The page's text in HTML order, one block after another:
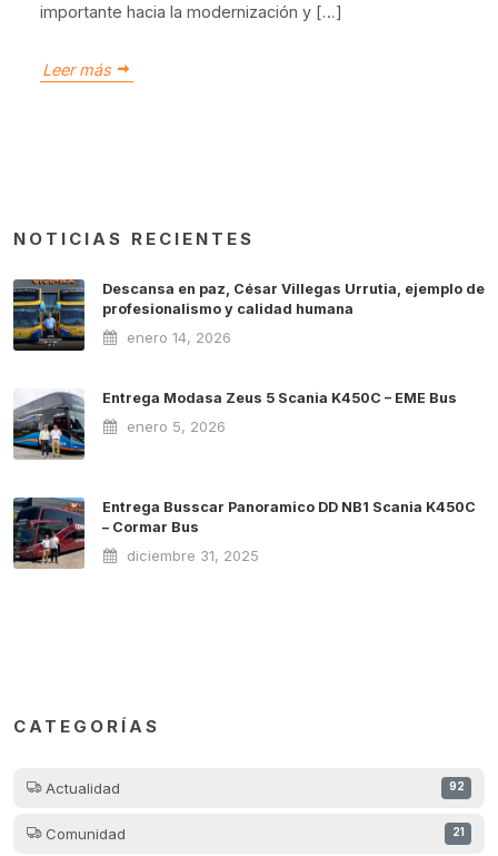
importante hacia la modernización y […]
Leer más
NOTICIAS RECIENTES
Descansa en paz, César Villegas Urrutia, ejemplo de
profesionalismo y calidad humana
enero 14, 2026
Entrega Modasa Zeus 5 Scania K450C – EME Bus
enero 5, 2026
Entrega Busscar Panoramico DD NB1 Scania K450C
– Cormar Bus
diciembre 31, 2025
CATEGORÍAS
Actualidad 92
Comunidad 21